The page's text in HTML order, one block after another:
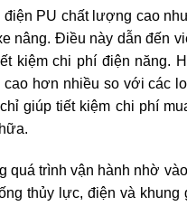
điện PU chất lượng cao
nâng. Điều này dẫn đến
kiệm chi phí điện năng.
cao hơn nhiều so với các
giúp tiết kiệm chi phí
quá trình vận hành nhờ
thủy lực, điện và